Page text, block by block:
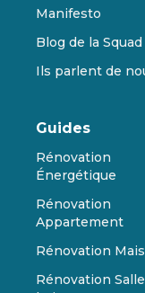
Manifesto
Blog de la Squad
Ils parlent de
Guides
Rénovation
Énergétique
Rénovation
Appartement
Rénovation
Rénovation